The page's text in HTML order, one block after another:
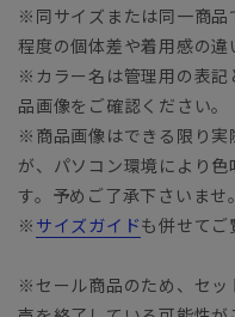
※同サイズまたは同一商
程度の個体差や着用感の違
※カラー名は管理用の表記
品画像をご確認ください。
※商品画像はできる限り実
が、パソコン環境により
す。予めご了承下さいませ。
※ サイズガイドも併せてご
※セール商品のため、セッ